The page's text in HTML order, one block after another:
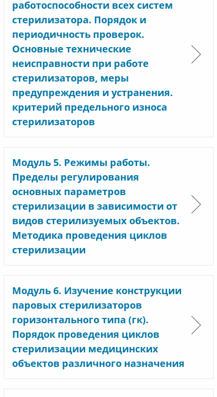
работоспособности всех систем
стерилизатора. Порядок и
периодичность проверок.
Основные технические
неисправности при работе
стерилизаторов, меры
предупреждения и устранения.
критерий предельного износа
стерилизаторов
Модуль 5. Режимы работы.
Пределы регулирования
основных параметров
стерилизации в зависимости от
видов стерилизуемых объектов.
Методика проведения циклов
стерилизации
Модуль 6. Изучение конструкции
паровых стерилизаторов
горизонтального типа (гк).
Порядок проведения циклов
стерилизации медицинских
объектов различного назначения